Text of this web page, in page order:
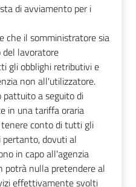
di avviamento per i
che il somministratore sia
del lavoratore
gli obblighi retributivi e
non all'utilizzatore.
pattuito a seguito di
in una tariffa oraria
conto di tutti gli
pertanto, dovuti al
in capo all'agenzia
potrà nulla pretendere al
effettivamente svolti